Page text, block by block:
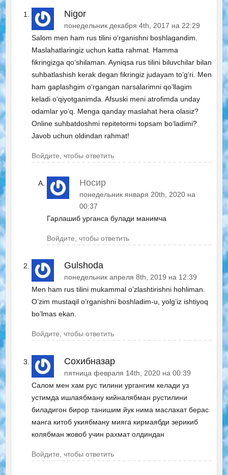
Nigor
понедельник декабря 4th, 2017 на 22:29
Salom men ham rus tilini o‘rganishni boshlagandim.
Maslahatlaringiz uchun katta rahmat. Hamma
fikringizga qo‘shilaman. Ayniqsa rus tilini biluvchilar bilan
suhbatlashish kerak degan fikringiz judayam to‘g‘ri. Men
ham gaplashgim o‘rgangan narsalarimni qo‘llagim
keladi o‘qiyotganimda. Afsuski meni atrofimda unday
odamlar yo‘q. Menga qanday maslahat hera olasiz?
Online suhbatdoshmi repitetormi topsam bo‘ladimi?
Javob uchun oldindan rahmat!
Войдите, чтобы ответить
Носир
понедельник января 20th, 2020 на
00:37
Гарлашиб урганса булади манимча
Войдите, чтобы ответить
Gulshoda
понедельник апреля 8th, 2019 на 12:39
Men ham rus tilini mukammal o’zlashtirishni hohliman.
O’zim mustaqil o’rganishni boshladim-u, yolg’iz ishtiyoq
bo’lmas ekan.
Войдите, чтобы ответить
Сохибназар
пятница февраля 14th, 2020 на 00:39
Салом мен хам рус тилини ургангим келади уз
устимда ишлаябману кийналябман рустилини
биладигон бирор танишим йук нима маслахат берас
манга китоб укиябману мияга кирмаябди зерикиб
колябман жовоб учин рахмат олдиндан
Войдите, чтобы ответить